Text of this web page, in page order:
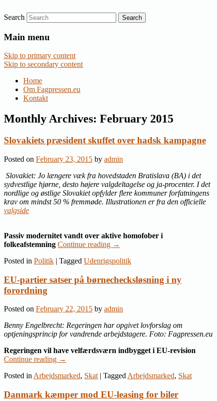
Fagpressen.eu
Nyheder om dansk EU-politik
Search
Main menu
Skip to primary content
Skip to secondary content
Home
Om Fagpressen.eu
Kontakt
Monthly Archives: February 2015
Slovakiets præsident skuffet over hadsk kampagne
Posted on February 23, 2015 by admin
Slovakiet: Jo længere væk fra hovedstaden Bratislava (BA) i det
sydvestlige hjørne, desto højere valgdeltagelse og ja-procenter. I det
nordlige og østlige Slovakiet opfylder flere kommuner forfatningens
krav om mindst 50 % fremmøde. Illustrationen er fra den officielle
valgside
Passiv modernitet vandt over aktive homofober i
folkeafstemning Continue reading →
Posted in Politik | Tagged Udenrigspolitik
EU-partier satser på børnechecksløsning i ny
forordning
Posted on February 22, 2015 by admin
Benny Engelbrecht: Regeringen har opgivet lovforslag om
optjeningsprincip for vandrende arbejdstagere. Foto: Fagpressen.eu
Regeringen vil have velfærdsværn indbygget i EU-revision
Continue reading →
Posted inArbejdsmarked, Skat | TaggedArbejdsmarked, Skat
Danmark kæmper mod EU-leasing for biler